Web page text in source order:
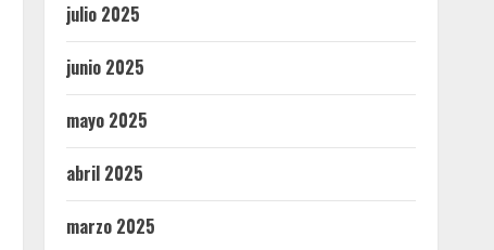
julio 2025
junio 2025
mayo 2025
abril 2025
marzo 2025